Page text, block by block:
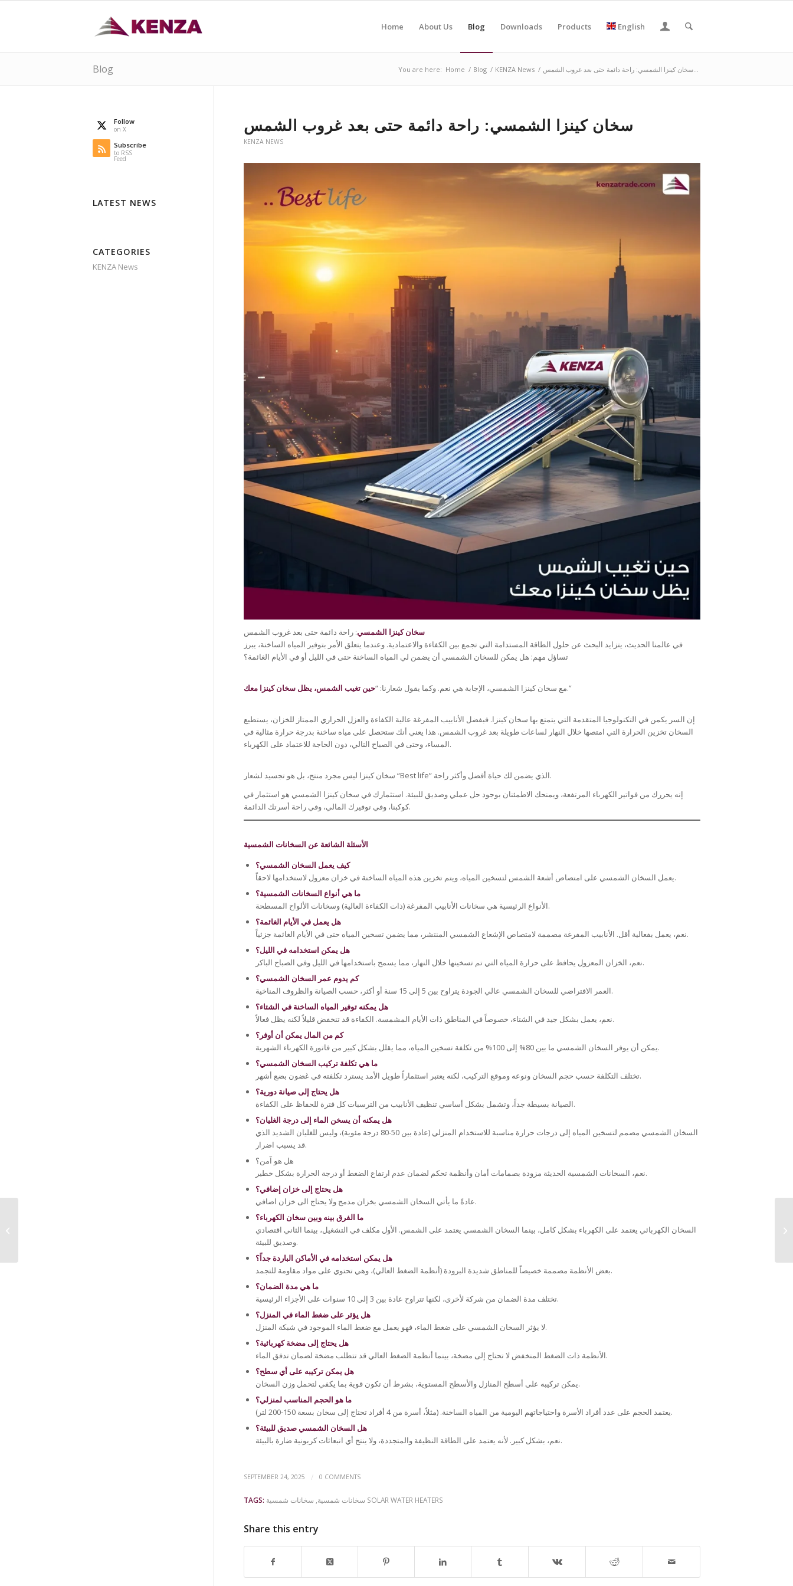
Home About Us Blog Downloads Products English
Blog You are here: Home / Blog / KENZA News / سخان كينزا الشمسي: راحة دائمة حتى بعد غروب الشمس...
سخان كينزا الشمسي: راحة دائمة حتى بعد غروب الشمس
KENZA NEWS
سخان كينزا الشمسي: راحة دائمة حتى بعد غروب الشمس
في عالمنا الحديث، يتزايد البحث عن حلول الطاقة المستدامة التي تجمع بين الكفاءة والاعتمادية. وعندما يتعلق الأمر بتوفير المياه الساخنة، يبرز
تساؤل مهم: هل يمكن للسخان الشمسي أن يضمن لي المياه الساخنة حتى في الليل أو في الأيام الغائمة؟
مع سخان كينزا الشمسي، الإجابة هي نعم. وكما يقول شعارنا: “حين تغيب الشمس، يظل سخان كينزا معك .”
إن السر يكمن في التكنولوجيا المتقدمة التي يتمتع بها سخان كينزا. فبفضل الأنابيب المفرغة عالية الكفاءة والعزل الحراري الممتاز للخزان، يستطيع
السخان تخزين الحرارة التي امتصها خلال النهار لساعات طويلة بعد غروب الشمس. هذا يعني أنك ستحصل على مياه ساخنة بدرجة حرارة مثالية في
المساء، وحتى في الصباح التالي، دون الحاجة للاعتماد على الكهرباء.
سخان كينزا ليس مجرد منتج، بل هو تجسيد لشعار “Best life” الذي يضمن لك حياة أفضل وأكثر راحة.
إنه يحررك من فواتير الكهرباء المرتفعة، ويمنحك الاطمئنان بوجود حل عملي وصديق للبيئة. استثمارك في سخان كينزا الشمسي هو استثمار في
كوكبنا، وفي توفيرك المالي، وفي راحة أسرتك الدائمة.
الأسئلة الشائعة عن السخانات الشمسية
كيف يعمل السخان الشمسي؟
يعمل السخان الشمسي على امتصاص أشعة الشمس لتسخين المياه، ويتم تخزين هذه المياه الساخنة في خزان معزول لاستخدامها لاحقاً.
ما هي أنواع السخانات الشمسية؟
الأنواع الرئيسية هي سخانات الأنابيب المفرغة (ذات الكفاءة العالية) وسخانات الألواح المسطحة.
هل يعمل في الأيام الغائمة؟
نعم، يعمل بفعالية أقل. الأنابيب المفرغة مصممة لامتصاص الإشعاع الشمسي المنتشر، مما يضمن تسخين المياه حتى في الأيام الغائمة جزئياً.
هل يمكن استخدامه في الليل؟
نعم، الخزان المعزول يحافظ على حرارة المياه التي تم تسخينها خلال النهار، مما يسمح باستخدامها في الليل وفي الصباح الباكر.
كم يدوم عمر السخان الشمسي؟
العمر الافتراضي للسخان الشمسي عالي الجودة يتراوح بين 5 إلى 15 سنة أو أكثر، حسب الصيانة والظروف المناخية.
هل يمكنه توفير المياه الساخنة في الشتاء؟
نعم، يعمل بشكل جيد في الشتاء، خصوصاً في المناطق ذات الأيام المشمسة. الكفاءة قد تنخفض قليلاً لكنه يظل فعالاً.
كم من المال يمكن أن أوفر؟
يمكن أن يوفر السخان الشمسي ما بين 80% إلى 100% من تكلفة تسخين المياه، مما يقلل بشكل كبير من فاتورة الكهرباء الشهرية.
ما هي تكلفة تركيب السخان الشمسي؟
تختلف التكلفة حسب حجم السخان ونوعه وموقع التركيب، لكنه يعتبر استثماراً طويل الأمد يسترد تكلفته في غضون بضع أشهر.
هل يحتاج إلى صيانة دورية؟
الصيانة بسيطة جداً، وتشمل بشكل أساسي تنظيف الأنابيب من الترسبات كل فترة للحفاظ على الكفاءة.
هل يمكنه أن يسخن الماء إلى درجة الغليان؟
السخان الشمسي مصمم لتسخين المياه إلى درجات حرارة مناسبة للاستخدام المنزلي (عادة بين 50-80 درجة مئوية)، وليس للغليان الشديد الذي
قد يسبب اضرار.
هل هو آمن؟
نعم، السخانات الشمسية الحديثة مزودة بصمامات أمان وأنظمة تحكم لضمان عدم ارتفاع الضغط أو درجة الحرارة بشكل خطير.
هل يحتاج إلى خزان إضافي؟
عادةً ما يأتي السخان الشمسي بخزان مدمج ولا يحتاج الى خزان اضافي.
ما الفرق بينه وبين سخان الكهرباء؟
السخان الكهربائي يعتمد على الكهرباء بشكل كامل، بينما السخان الشمسي يعتمد على الشمس. الأول مكلف في التشغيل، بينما الثاني اقتصادي
وصديق للبيئة.
هل يمكن استخدامه في الأماكن الباردة جداً؟
بعض الأنظمة مصممة خصيصاً للمناطق شديدة البرودة (أنظمة الضغط العالي)، وهي تحتوي على مواد مقاومة للتجمد.
ما هي مدة الضمان؟
تختلف مدة الضمان من شركة لأخرى، لكنها تتراوح عادة بين 3 إلى 10 سنوات على الأجزاء الرئيسية.
هل يؤثر على ضغط الماء في المنزل؟
لا يؤثر السخان الشمسي على ضغط الماء، فهو يعمل مع ضغط الماء الموجود في شبكة المنزل.
هل يحتاج إلى مضخة كهربائية؟
الأنظمة ذات الضغط المنخفض لا تحتاج إلى مضخة، بينما أنظمة الضغط العالي قد تتطلب مضخة لضمان تدفق الماء.
هل يمكن تركيبه على أي سطح؟
يمكن تركيبه على أسطح المنازل والأسطح المستوية، بشرط أن تكون قوية بما يكفي لتحمل وزن السخان.
ما هو الحجم المناسب لمنزلي؟
يعتمد الحجم على عدد أفراد الأسرة واحتياجاتهم اليومية من المياه الساخنة. (مثلاً، أسرة من 4 أفراد تحتاج إلى سخان بسعة 150-200 لتر).
هل السخان الشمسي صديق للبيئة؟
نعم، بشكل كبير. لأنه يعتمد على الطاقة النظيفة والمتجددة، ولا ينتج أي انبعاثات كربونية ضارة بالبيئة.
SEPTEMBER 24, 2025 / 0 COMMENTS
TAGS: سخانات شمسية, سخانات شمسية SOLAR WATER HEATERS
Share this entry
Follow
on X
Subscribe
to RSS
Feed
LATEST NEWS
CATEGORIES
KENZA News